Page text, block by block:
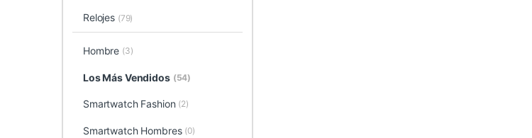
Relojes (79)
Hombre (3)
Los Más Vendidos (54)
Smartwatch Fashion (2)
Smartwatch Hombres (0)